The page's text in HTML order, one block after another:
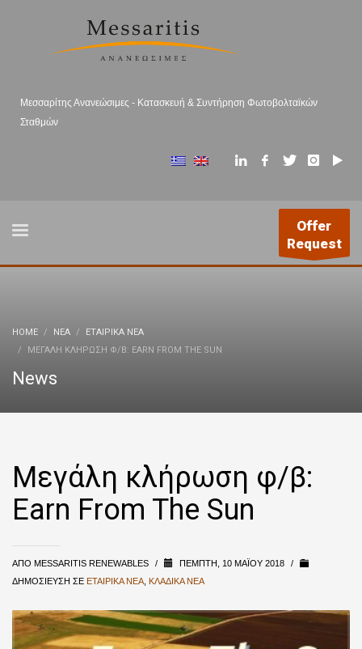
Μεσσαρίτης Ανανεώσιμες - Κατασκευή & Συντήρηση Φωτοβολταϊκών
Σταθμών
Offer
Request
HOME ΝΕΑ
ΕΤΑΙΡΙΚΆ ΝΈΑ
ΜΕΓΆΛΗ ΚΛΉΡΩΣΗ Φ/Β: EARN FROM THE SUN
News
Μεγάλη κλήρωση φ/β:
Earn From The Sun
ΑΠΌ MESSARITIS RENEWABLES / ΠΈΜΠΤΗ, 10 ΜΑΪ́ΟΥ 2018
/
ΔΗΜΟΣΊΕΥΣΗ ΣΕ ΕΤΑΙΡΙΚΆ ΝΈΑ ΚΛΑΔΙΚΆ ΝΈΑ